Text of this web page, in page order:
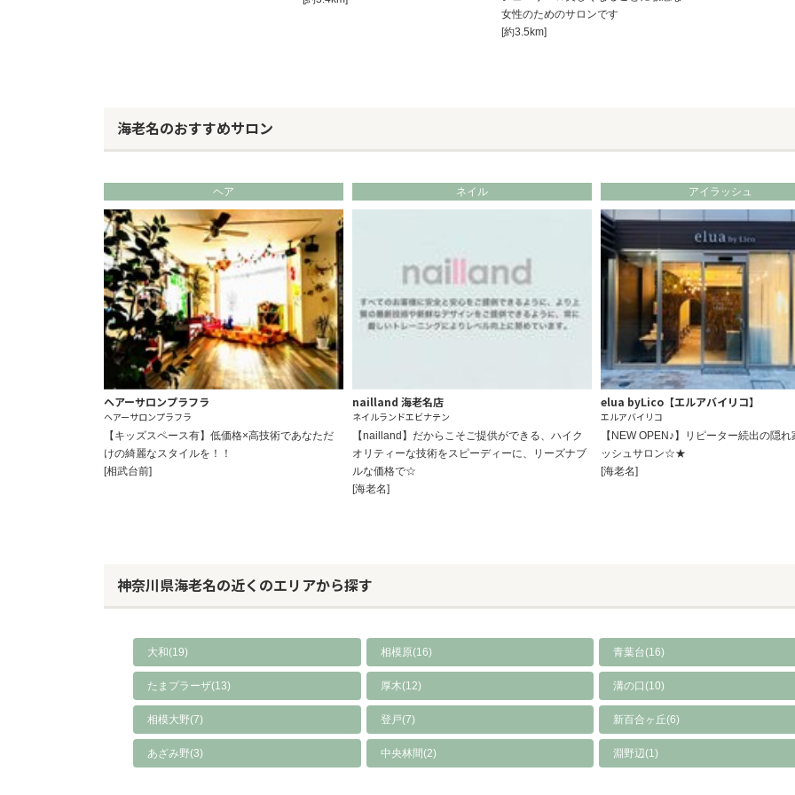
女性のためのサロンです
[約3.5km]
海老名のおすすめサロン
ヘア
ヘアーサロンプラフラ
ヘアーサロンプラフラ
【キッズスペース有】低価格×高技術であなただ
けの綺麗なスタイルを！！
[相武台前]
ネイル
nailland 海老名店
ネイルランドエビナテン
【nailland】だからこそご提供ができる、ハイク
オリティーな技術をスピーディーに、リーズナブ
ルな価格で☆
[海老名]
アイラッシュ
elua byLico【エルアバイリコ】
エルアバイリコ
【NEW OPEN♪】リピーター続出の隠
ッシュサロン☆★
[海老名]
神奈川県海老名の近くのエリアから探す
大和(19) 相模原(16) 青葉台(16)
たまプラーザ(13) 厚木(12) 溝の口(10)
相模大野(7) 登戸(7) 新百合ヶ丘(6)
あざみ野(3) 中央林間(2) 淵野辺(1)